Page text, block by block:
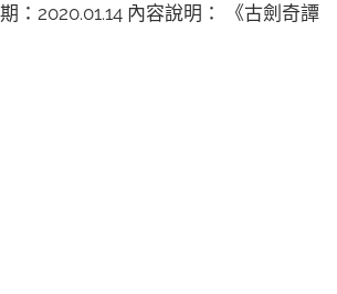
：2020.01.14 內容說明： 《古劍奇譚